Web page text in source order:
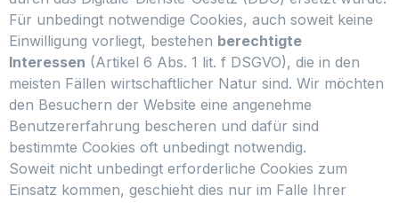
Für unbedingt notwendige Cookies, auch soweit keine
Einwilligung vorliegt, bestehen berechtigte
Interessen (Artikel 6 Abs. 1 lit. f DSGVO), die in den
meisten Fällen wirtschaftlicher Natur sind. Wir möchten
den Besuchern der Website eine angenehme
Benutzererfahrung bescheren und dafür sind
bestimmte Cookies oft unbedingt notwendig.
Soweit nicht unbedingt erforderliche Cookies zum
Einsatz kommen, geschieht dies nur im Falle Ihrer